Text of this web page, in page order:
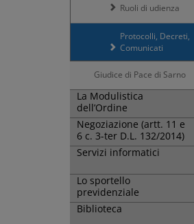
Ruoli di udienza
Protocolli, Decreti,
Comunicati
Giudice di Pace di Sarno
La Modulistica
dell’Ordine
Negoziazione (artt. 11 e
6 c. 3-ter D.L. 132/2014)
Servizi informatici
Lo sportello
previdenziale
Biblioteca